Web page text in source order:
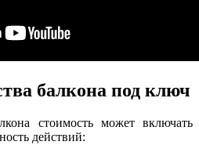
балкона под ключ
стоимость может включать
действий: